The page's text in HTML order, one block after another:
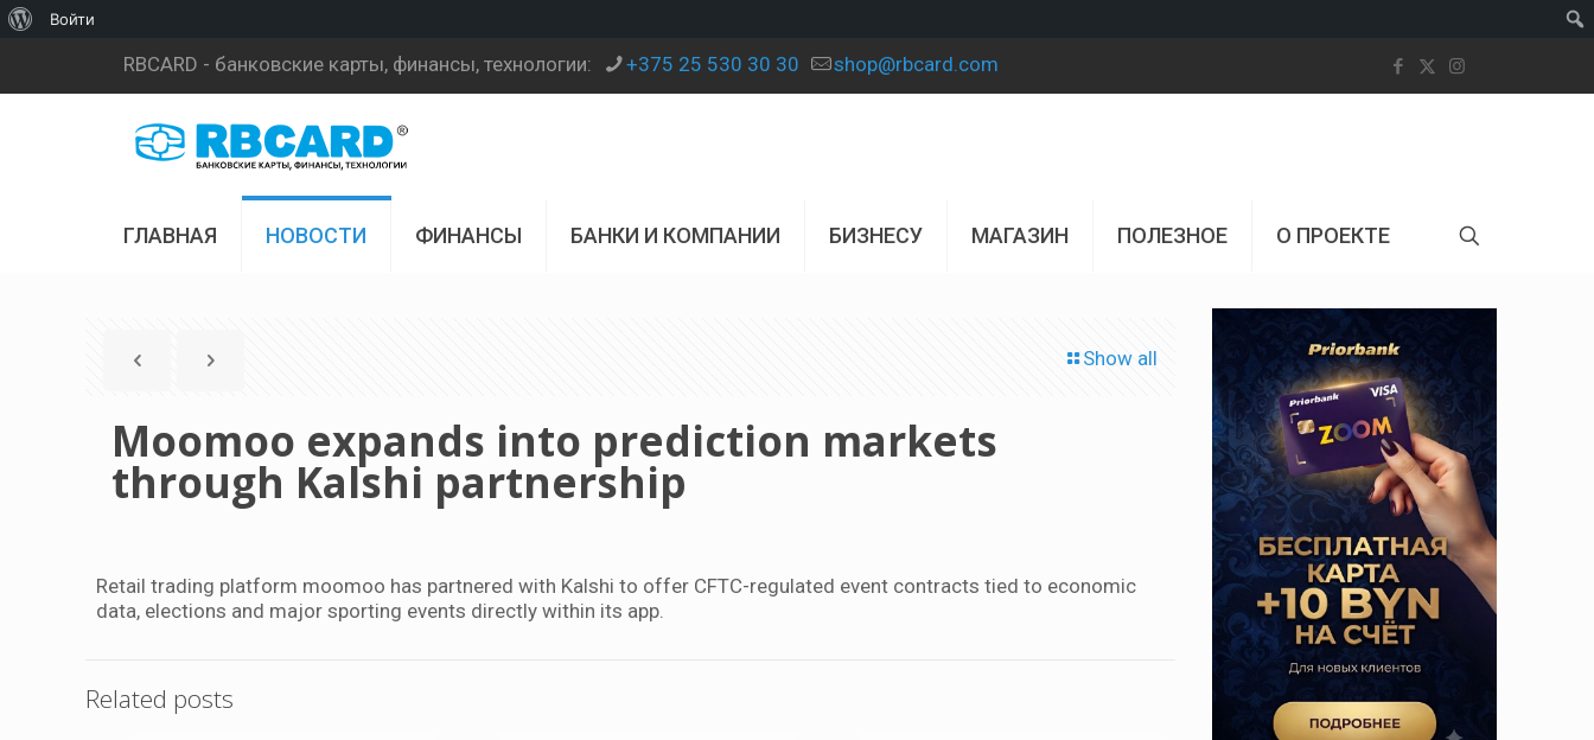
RBCARD - банковские карты, финансы, технологии: +375 25 530 30 30 shop@rbcard.com
ГЛАВНАЯ НОВОСТИ ФИНАНСЫ БАНКИ И КОМПАНИИ БИЗНЕСУ МАГАЗИН ПОЛЕЗНОЕ О ПРОЕКТЕ
Show all
Moomoo expands into prediction markets
through Kalshi partnership
Retail trading platform moomoo has partnered with Kalshi to offer CFTC-regulated event contracts tied to economic
data, elections and major sporting events directly within its app.
Related posts
Войти